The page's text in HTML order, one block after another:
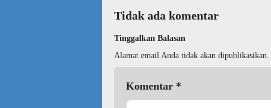
Tidak ada komentar
Tinggalkan Balasan
Alamat email Anda tidak akan dipublikasikan.
Komentar *